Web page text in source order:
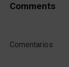
Comments
Comentarios